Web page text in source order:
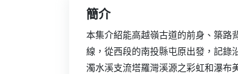
簡介
本集介紹能高越嶺古道的前身、築路
線，從西段的南投縣屯原出發，記錄
濁水溪支流塔羅灣溪源之彩虹和瀑布